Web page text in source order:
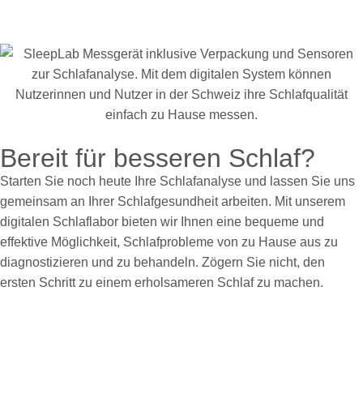
Bereit für besseren Schlaf?
Starten Sie noch heute Ihre Schlafanalyse und lassen Sie uns
gemeinsam an Ihrer Schlafgesundheit arbeiten. Mit unserem
digitalen Schlaflabor bieten wir Ihnen eine bequeme und
effektive Möglichkeit, Schlafprobleme von zu Hause aus zu
diagnostizieren und zu behandeln. Zögern Sie nicht, den
ersten Schritt zu einem erholsameren Schlaf zu machen.